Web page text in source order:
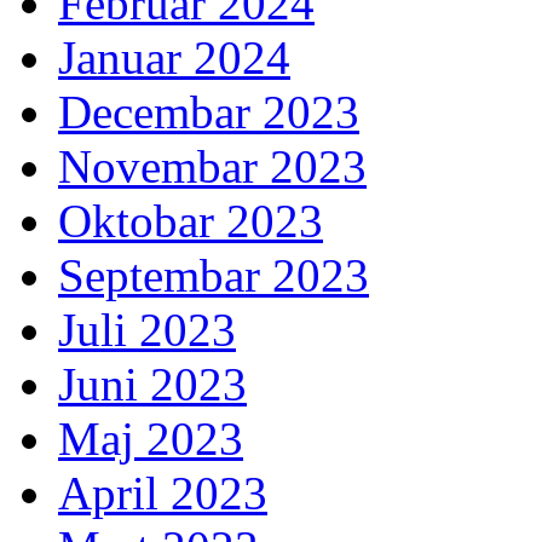
Januar 2024
Decembar 2023
Novembar 2023
Oktobar 2023
Septembar 2023
Juli 2023
Juni 2023
Maj 2023
April 2023